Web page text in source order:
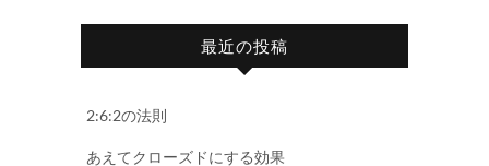
最近の投稿
2:6:2の法則
あえてクローズドにする効果